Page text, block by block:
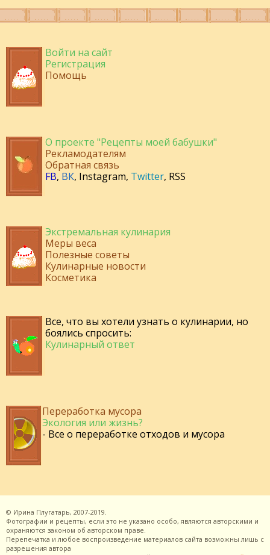
Войти на сайт
Регистрация
Помощь
О проекте "Рецепты моей бабушки"
Рекламодателям
Обратная связь
FB, ВК, Instagram, Twitter, RSS
Экстремальная кулинария
Меры веса
Полезные советы
Кулинарные новости
Косметика
Все, что вы хотели узнать о кулинарии, но
боялись спросить:
Кулинарный ответ
Переработка мусора
Экология или жизнь?
- Все о переработке отходов и мусора
© Ирина Плугатарь, 2007-2019.
Фотографии и рецепты, если это не указано особо, являются авторскими и
охраняются законом об авторском праве.
Перепечатка и любое воспроизведение материалов сайта возможны лишь с
разрешения автора